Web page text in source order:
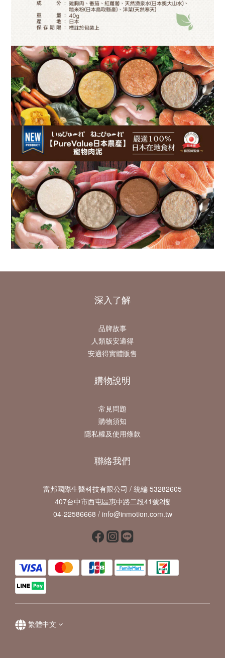
深入了解
品牌故事
人類版安適得
安適得實體販售
購物說明
常見問題
購物須知
隱私權及使用條款
聯絡我們
富邦國際生醫科技有限公司 / 統編 53282605
407台中市西屯區惠中路二段41號2樓
04-22586668 / info@inmotion.com.tw
繁體中文